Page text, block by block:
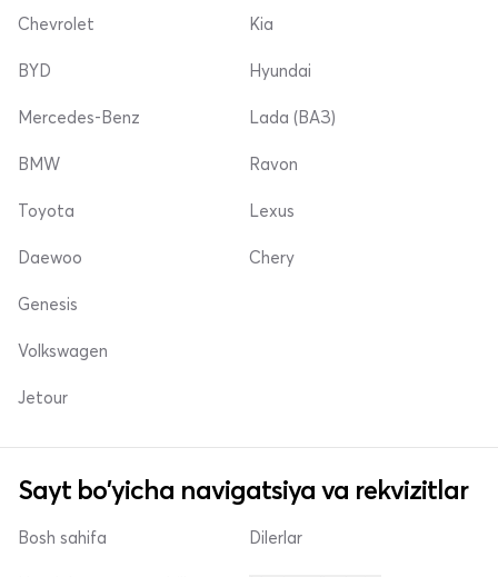
Chevrolet
BYD
Mercedes-Benz
Kia
Hyundai
Lada (ВАЗ)
BMW
Toyota
Daewoo
Ravon
Lexus
Chery
Genesis
Volkswagen
Jetour
Sayt bo'yicha navigatsiya va rekvizitlar
Bosh sahifa Dilerlar